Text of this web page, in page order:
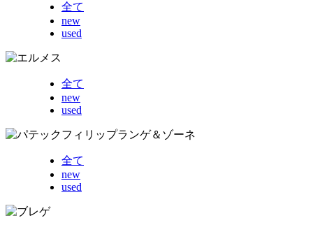
全て
new
used
全て
new
used
全て
new
used